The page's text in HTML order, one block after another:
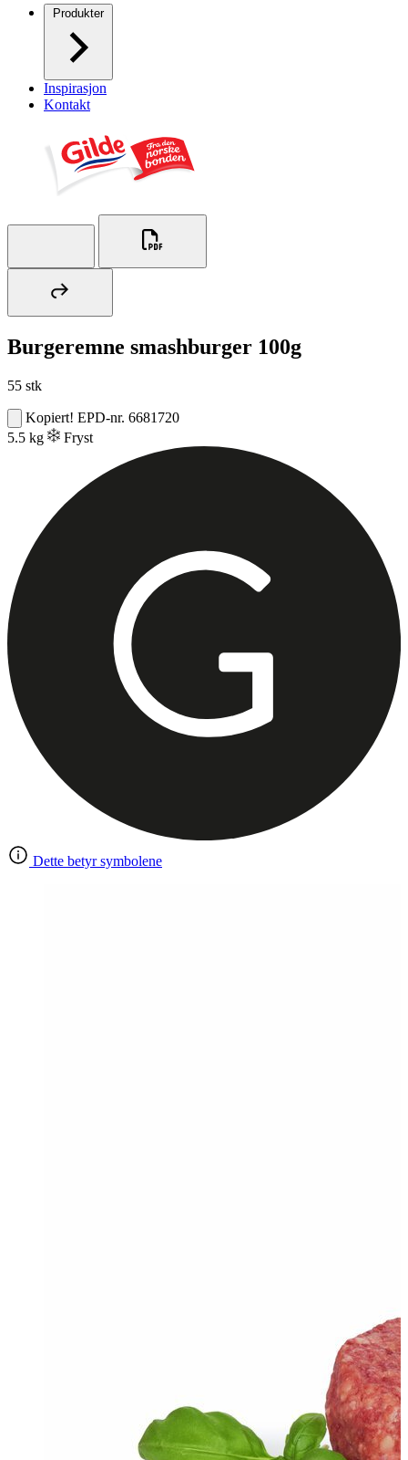
Produkter
Inspirasjon
Kontakt
Burgeremne smashburger 100g
55 stk
Kopiert! EPD-nr. 6681720
5.5 kg
Fryst
Dette betyr symbolene